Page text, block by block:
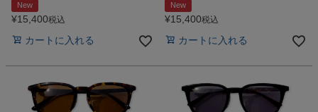
New
¥15,400税込
カートに入れる
New
¥15,400税込
カートに入れる